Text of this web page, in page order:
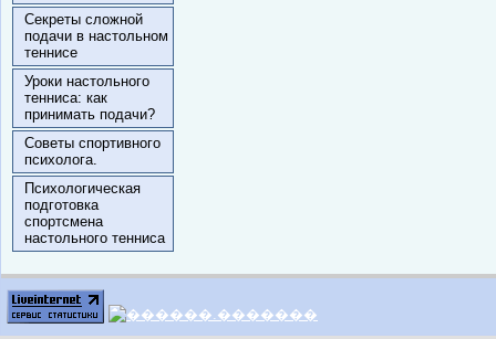
Секреты сложной
подачи в настольном
теннисе
Уроки настольного
тенниса: как
принимать подачи?
Советы спортивного
психолога.
Психологическая
подготовка
спортсмена
настольного тенниса